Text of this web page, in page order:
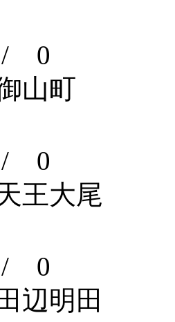
/ 0
山町
/ 0
王大尾
/ 0
辺明田